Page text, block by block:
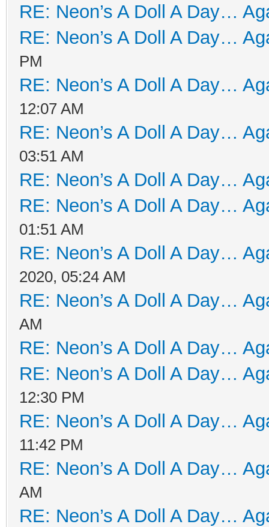
RE: Neon’s A Doll A Day…
RE: Neon’s A Doll A Day…
PM
RE: Neon’s A Doll A Day…
12:07 AM
RE: Neon’s A Doll A Day…
03:51 AM
RE: Neon’s A Doll A Day…
RE: Neon’s A Doll A Day…
01:51 AM
RE: Neon’s A Doll A Day…
2020, 05:24 AM
RE: Neon’s A Doll A Day…
AM
RE: Neon’s A Doll A Day…
RE: Neon’s A Doll A Day…
12:30 PM
RE: Neon’s A Doll A Day…
11:42 PM
RE: Neon’s A Doll A Day…
AM
RE: Neon’s A Doll A Day…